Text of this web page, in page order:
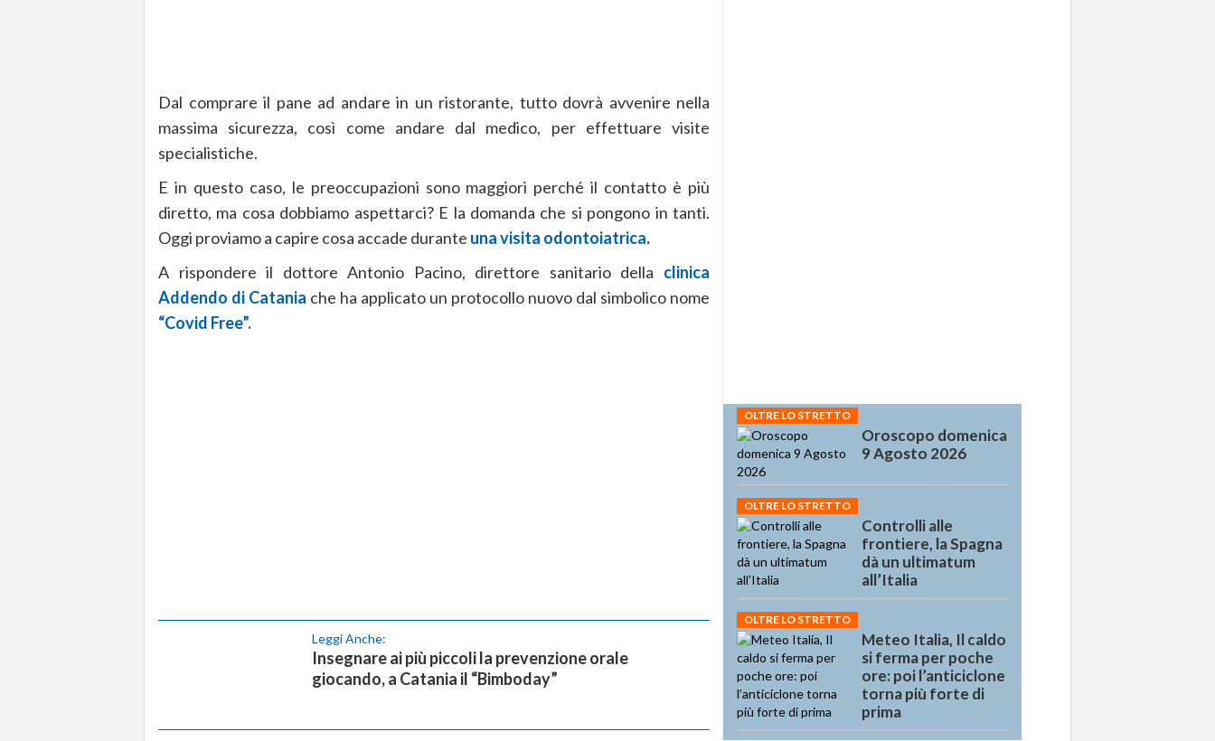
Dal comprare il pane ad andare in un ristorante, tutto dovrà avvenire nella
massima sicurezza, così come andare dal medico, per effettuare visite
specialistiche.
E in questo caso, le preoccupazioni sono maggiori perché il contatto è più
diretto, ma cosa dobbiamo aspettarci? E la domanda che si pongono in tanti.
Oggi proviamo a capire cosa accade durante una visita odontoiatrica.
A rispondere il dottore Antonio Pacino, direttore sanitario della clinica
Addendo di Catania che ha applicato un protocollo nuovo dal simbolico nome
“Covid Free”.
Leggi Anche:
Insegnare ai più piccoli la prevenzione orale
giocando, a Catania il “Bimboday”
OLTRE LO STRETTO
Oroscopo domenica
9 Agosto 2026
OLTRE LO STRETTO
Controlli alle
frontiere, la Spagna
dà un ultimatum
all’Italia
OLTRE LO STRETTO
Meteo Italia, Il caldo
si ferma per poche
ore: poi l’anticiclone
torna più forte di
prima